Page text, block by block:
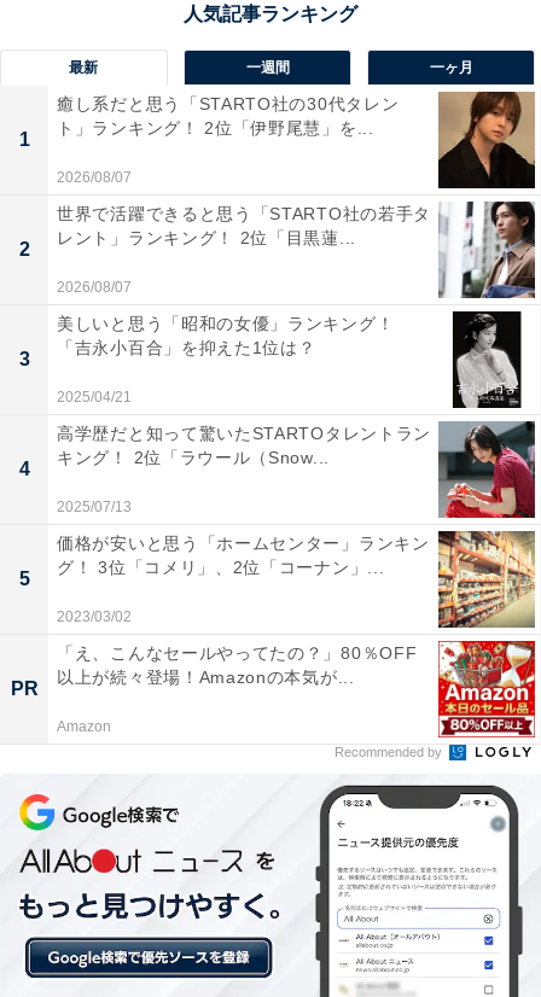
周年を迎える伝統校で、これまでに4万人を超える卒業
生を送り出しています。
各界のリーダーとなる「士君子」をモットーとし、65分
授業・文理分けは3年生からという教育スタイルが特
徴。希望者はサマースクールや東大研究室訪問ができる
など、課外活動も充実しています。
回答コメントでは「難関私立大に多くの学生が進学し、
熊本一の進学実績を誇っているから」（40代女性／長崎
県）、「頭が良い人が多くて憧れるから」（30代女性／
千葉県）、「『くまたか』出身と聞くだけで、九州の人
はすごい！と言う。それくらい有名」（30代女性／宮崎
県）などの声が集まりました。
※回答コメントは原文ママです
編集プロダクション出身のフリーランスエディター。編
集・執筆・校閲・SNS運用担当として月間120本以上の
コンテンツ制作に携わっています。得意なジャンルはラ
イフスタイル・金融・育児・エンタメ関連。
次ページ
5位までの全ランキング結果を見
最新 一週間 一ヶ月
1
癒し系だと思う「STARTO社の30代タレン
ト」ランキング！ 2位「伊野尾慧」を...
2026/08/07
2
世界で活躍できると思う「STARTO社の若手タ
レント」ランキング！ 2位「目黒蓮...
2026/08/07
3
美しいと思う「昭和の女優」ランキング！
「吉永小百合」を抑えた1位は？
2025/04/21
4
高学歴だと知って驚いたSTARTOタレントラン
キング！ 2位「ラウール（Snow...
2025/07/13
5
価格が安いと思う「ホームセンター」ランキン
グ！ 3位「コメリ」、2位「コーナン」...
2023/03/02
PR
「え、こんなセールやってたの？」80％OFF
以上が続々登場！Amazonの本気が...
Amazon
Recommended by